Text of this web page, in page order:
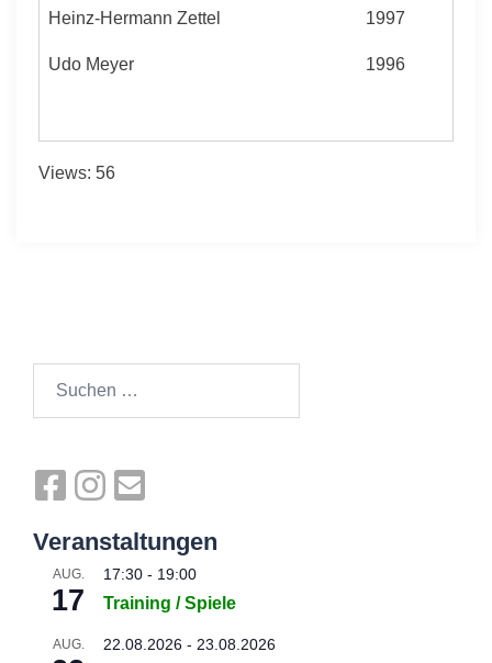
Heinz-Hermann Zettel 1997
Udo Meyer 1996
Views: 56
Veranstaltungen
AUG.
17
17:30 - 19:00
Training / Spiele
AUG. 22.08.2026 - 23.08.2026